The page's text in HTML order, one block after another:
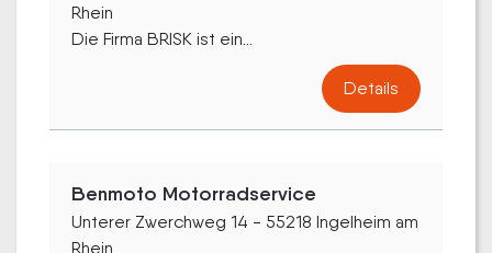
Rhein
Die Firma BRISK ist ein...
Details
Benmoto Motorradservice
Unterer Zwerchweg 14 - 55218 Ingelheim am
Rhein